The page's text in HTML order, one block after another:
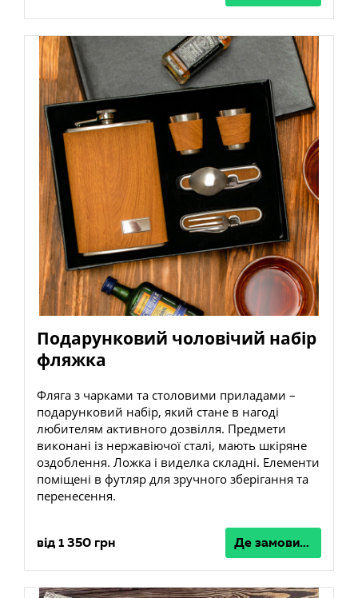
Подарунковий чоловічий набір
фляжка
Фляга з чарками та столовими приладами –
подарунковий набір, який стане в нагоді
любителям активного дозвілля. Предмети
виконані із нержавіючої сталі, мають шкіряне
оздоблення. Ложка і виделка складні. Елементи
поміщені в футляр для зручного зберігання та
перенесення.
від 1 350 грн Де замовити